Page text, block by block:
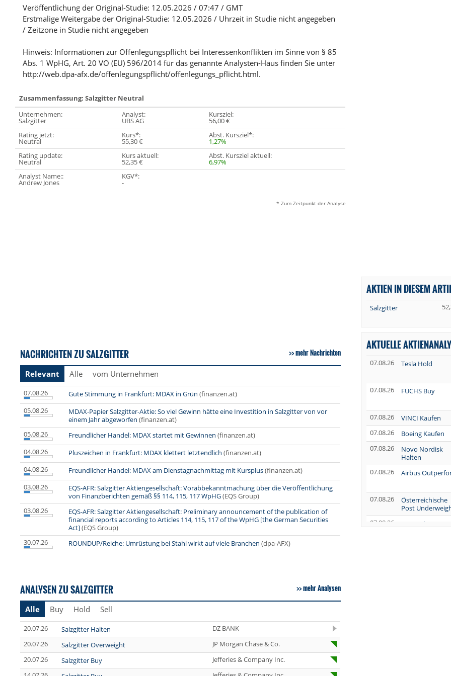
Veröffentlichung der Original-Studie: 12.05.2026 / 07:47 / GMT
Erstmalige Weitergabe der Original-Studie: 12.05.2026 / Uhrzeit in Studie nicht angegeben
/ Zeitzone in Studie nicht angegeben
Hinweis: Informationen zur Offenlegungspflicht bei Interessenkonflikten im Sinne von § 85
Abs. 1 WpHG, Art. 20 VO (EU) 596/2014 für das genannte Analysten-Haus finden Sie unter
http://web.dpa-afx.de/offenlegungspflicht/offenlegungs_pflicht.html.
Zusammenfassung: Salzgitter Neutral
Unternehmen:
Salzgitter
Analyst:
UBS AG
Kursziel:
56,00 €
Rating jetzt:
Neutral
Kurs*:
55,30 €
Abst. Kursziel*:
1,27%
Rating update:
Neutral
Kurs aktuell:
52,35 €
Abst. Kursziel aktuell:
6,97%
Analyst Name::
Andrew Jones
KGV*:
-
* Zum Zeitpunkt der Analyse
NACHRICHTEN ZU SALZGITTER mehr Nachrichten
Relevant Alle vom Unternehmen
07.08.26 Gute Stimmung in Frankfurt: MDAX in Grün (finanzen.at)
05.08.26
MDAX-Papier Salzgitter-Aktie: So viel Gewinn hätte eine Investition in Salzgitter von vor
einem Jahr abgeworfen (finanzen.at)
05.08.26
Freundlicher Handel: MDAX startet mit Gewinnen (finanzen.at)
04.08.26
Pluszeichen in Frankfurt: MDAX klettert letztendlich (finanzen.at)
04.08.26
Freundlicher Handel: MDAX am Dienstagnachmittag mit Kursplus(finanzen.at)
03.08.26
EQS-AFR: Salzgitter Aktiengesellschaft: Vorabbekanntmachung über die Veröffentlichung
von Finanzberichten gemäß §§ 114, 115, 117 WpHG(EQS Group)
03.08.26
EQS-AFR: Salzgitter Aktiengesellschaft: Preliminary announcement of the publication of
financial reports according to Articles 114, 115, 117 of the WpHG [the German Securities
Act](EQS Group)
30.07.26
ROUNDUP/Reiche: Umrüstung bei Stahl wirkt auf viele Branchen (dpa-AFX)
ANALYSEN ZU SALZGITTER mehr Analysen
Alle Buy Hold Sell
20.07.26 Salzgitter Halten
DZ BANK
20.07.26
Salzgitter Overweight
JP Morgan Chase & Co.
20.07.26
Salzgitter Buy
Jefferies & Company Inc.
AKTIEN IN DIESEM
Salzgitter
AKTUELLE
07.08.26 Tesla Hold
07.08.26 FUCHS Buy
07.08.26
VINCI Kaufen
07.08.26
Boeing Kaufen
07.08.26
Novo Nordisk
Halten
07.08.26
Airbus
07.08.26
Österreichische
Post
07.08.26
SUSS MicroTec